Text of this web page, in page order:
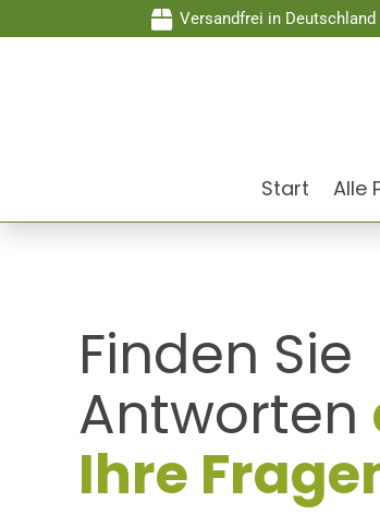
 Versandfrei in Deutschland
Start Alle
Finden Sie
Antworten
Ihre